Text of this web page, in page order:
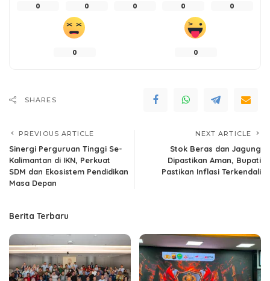
0 0 0 0 0
0 0
SHARES
PREVIOUS ARTICLE
Sinergi Perguruan Tinggi Se-
Kalimantan di IKN, Perkuat
SDM dan Ekosistem Pendidikan
Masa Depan
NEXT ARTICLE
Stok Beras dan Jagung
Dipastikan Aman, Bupati
Pastikan Inflasi Terkendali
Berita Terbaru